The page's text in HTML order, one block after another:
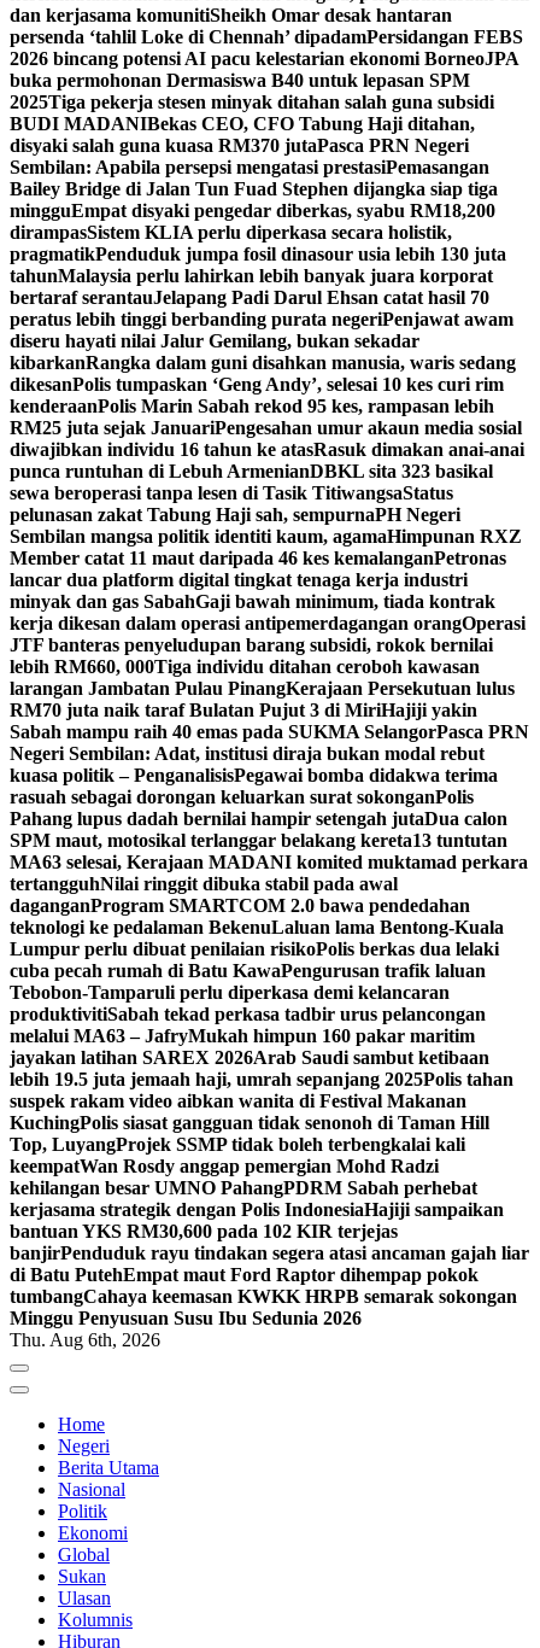
dan kerjasama komunitiSheikh Omar desak hantaran
persenda ‘tahlil Loke di Chennah’ dipadamPersidangan FEBS
2026 bincang potensi AI pacu kelestarian ekonomi BorneoJPA
buka permohonan Dermasiswa B40 untuk lepasan SPM
2025Tiga pekerja stesen minyak ditahan salah guna subsidi
BUDI MADANIBekas CEO, CFO Tabung Haji ditahan,
disyaki salah guna kuasa RM370 jutaPasca PRN Negeri
Sembilan: Apabila persepsi mengatasi prestasiPemasangan
Bailey Bridge di Jalan Tun Fuad Stephen dijangka siap tiga
mingguEmpat disyaki pengedar diberkas, syabu RM18,200
dirampasSistem KLIA perlu diperkasa secara holistik,
pragmatikPenduduk jumpa fosil dinasour usia lebih 130 juta
tahunMalaysia perlu lahirkan lebih banyak juara korporat
bertaraf serantauJelapang Padi Darul Ehsan catat hasil 70
peratus lebih tinggi berbanding purata negeriPenjawat awam
diseru hayati nilai Jalur Gemilang, bukan sekadar
kibarkanRangka dalam guni disahkan manusia, waris sedang
dikesanPolis tumpaskan ‘Geng Andy’, selesai 10 kes curi rim
kenderaanPolis Marin Sabah rekod 95 kes, rampasan lebih
RM25 juta sejak JanuariPengesahan umur akaun media sosial
diwajibkan individu 16 tahun ke atasRasuk dimakan anai-anai
punca runtuhan di Lebuh ArmenianDBKL sita 323 basikal
sewa beroperasi tanpa lesen di Tasik TitiwangsaStatus
pelunasan zakat Tabung Haji sah, sempurnaPH Negeri
Sembilan mangsa politik identiti kaum, agamaHimpunan RXZ
Member catat 11 maut daripada 46 kes kemalanganPetronas
lancar dua platform digital tingkat tenaga kerja industri
minyak dan gas SabahGaji bawah minimum, tiada kontrak
kerja dikesan dalam operasi antipemerdagangan orangOperasi
JTF banteras penyeludupan barang subsidi, rokok bernilai
lebih RM660, 000Tiga individu ditahan ceroboh kawasan
larangan Jambatan Pulau PinangKerajaan Persekutuan lulus
RM70 juta naik taraf Bulatan Pujut 3 di MiriHajiji yakin
Sabah mampu raih 40 emas pada SUKMA SelangorPasca PRN
Negeri Sembilan: Adat, institusi diraja bukan modal rebut
kuasa politik – PenganalisisPegawai bomba didakwa terima
rasuah sebagai dorongan keluarkan surat sokonganPolis
Pahang lupus dadah bernilai hampir setengah jutaDua calon
SPM maut, motosikal terlanggar belakang kereta13 tuntutan
MA63 selesai, Kerajaan MADANI komited muktamad perkara
tertangguhNilai ringgit dibuka stabil pada awal
daganganProgram SMARTCOM 2.0 bawa pendedahan
teknologi ke pedalaman BekenuLaluan lama Bentong-Kuala
Lumpur perlu dibuat penilaian risikoPolis berkas dua lelaki
cuba pecah rumah di Batu KawaPengurusan trafik laluan
Tebobon-Tamparuli perlu diperkasa demi kelancaran
produktivitiSabah tekad perkasa tadbir urus pelancongan
melalui MA63 – JafryMukah himpun 160 pakar maritim
jayakan latihan SAREX 2026Arab Saudi sambut ketibaan
lebih 19.5 juta jemaah haji, umrah sepanjang 2025Polis tahan
suspek rakam video aibkan wanita di Festival Makanan
KuchingPolis siasat gangguan tidak senonoh di Taman Hill
Top, LuyangProjek SSMP tidak boleh terbengkalai kali
keempatWan Rosdy anggap pemergian Mohd Radzi
kehilangan besar UMNO PahangPDRM Sabah perhebat
kerjasama strategik dengan Polis IndonesiaHajiji sampaikan
bantuan YKS RM30,600 pada 102 KIR terjejas
banjirPenduduk rayu tindakan segera atasi ancaman gajah liar
di Batu PutehEmpat maut Ford Raptor dihempap pokok
tumbangCahaya keemasan KWKK HRPB semarak sokongan
Minggu Penyusuan Susu Ibu Sedunia 2026
Thu. Aug 6th, 2026
Home
Negeri
Berita Utama
Nasional
Politik
Ekonomi
Global
Sukan
Ulasan
Kolumnis
Hiburan